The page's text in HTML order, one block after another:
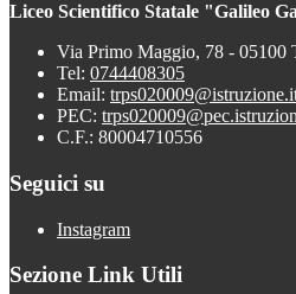
Liceo Scientifico Statale "Galileo
Via Primo Maggio, 78 - 05100
Tel: 0744408305
Email:
PEC:
C.F.: 80004710556
Seguici su
Instagram
Sezione Link Utili